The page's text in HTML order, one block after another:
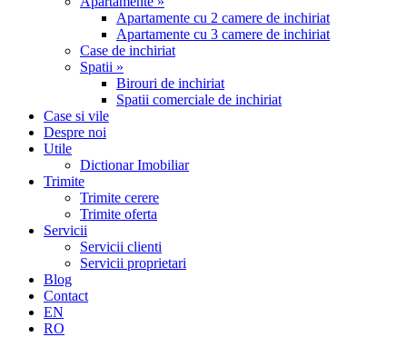
Apartamente cu 2 camere de inchiriat
Apartamente cu 3 camere de inchiriat
Case de inchiriat
Spatii »
Birouri de inchiriat
Spatii comerciale de inchiriat
Case si vile
Despre noi
Utile
Dictionar Imobiliar
Trimite
Trimite cerere
Trimite oferta
Servicii
Servicii clienti
Servicii proprietari
Blog
Contact
EN
RO